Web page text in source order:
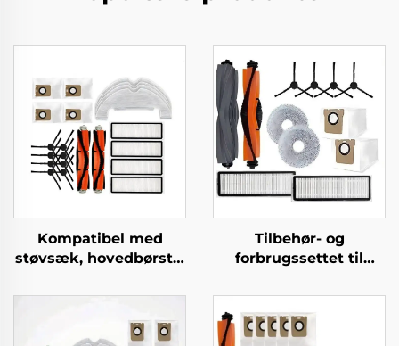
Kompatibel med
støvsæk, hovedbørste,
klud til Dreame
støvsugertilbehør
L10plus/Z10pro/D10PLUS
Tilbehør- og
forbrugssettet til
robotstøvsuger